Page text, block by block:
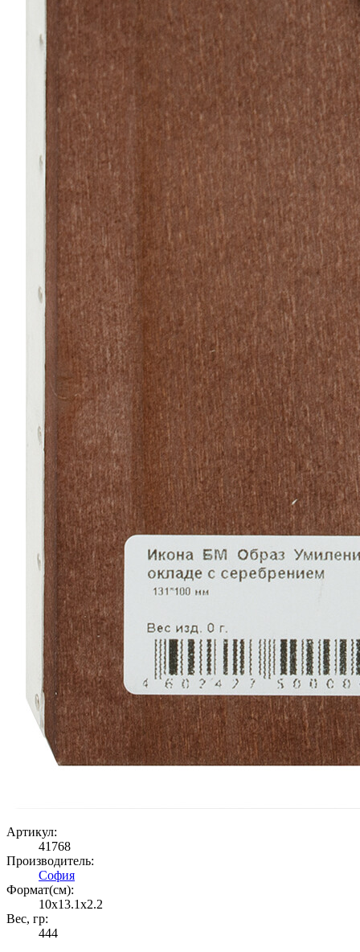
Артикул:
41768
Производитель:
София
Формат(cм):
10x13.1x2.2
Вес, гр:
444